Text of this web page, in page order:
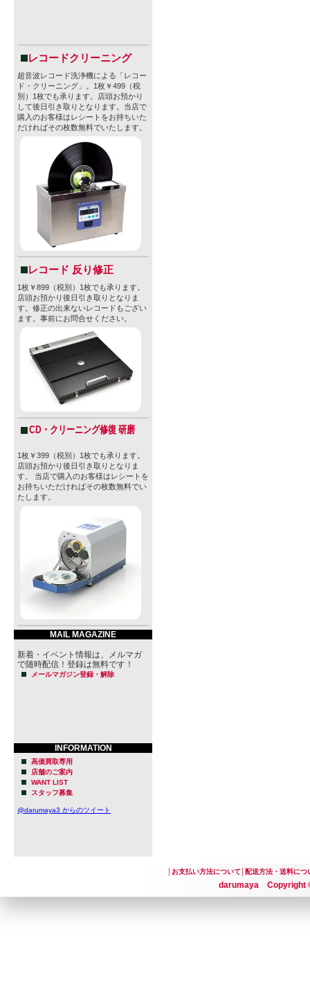
レコードクリーニング
超音波レコード洗浄機による「レコー
ド・クリーニング」。1枚￥499（税
別）1枚でも承ります。店頭お預かり
して後日引き取りとなります。当店で
購入のお客様はレシートをお持ちいた
だければその枚数無料でいたします。
レコード 反り修正
1枚￥899（税別）1枚でも承ります。
店頭お預かり後日引き取りとなりま
す。修正の出来ないレコードもござい
ます。事前にお問合せください。
CD・クリーニング修復 研磨
1枚￥399（税別）1枚でも承ります。
店頭お預かり後日引き取りとなりま
す。 当店で購入のお客様はレシートを
お持ちいただければその枚数無料でい
たします。
MAIL MAGAZINE
新着・イベント情報は、メルマガ
で随時配信！登録は無料です！
メールマガジン登録・解除
INFORMATION
高価買取専用
店舗のご案内
WANT LIST
スタッフ募集
@darumaya3 からのツイート
お支払い方法について│ 配送方法・送料につ
darumaya Copyright